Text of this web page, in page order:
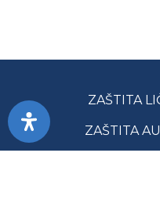
ZAŠTITA
ZAŠTITA